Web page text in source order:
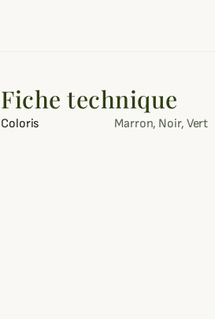
Fiche technique
Coloris Marron, Noir, Vert